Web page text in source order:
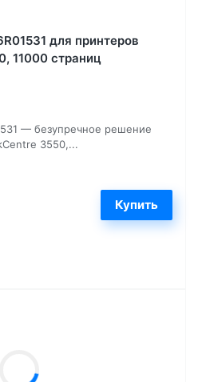
для принтеров
11000 страниц
— безупречное решение
3550,...